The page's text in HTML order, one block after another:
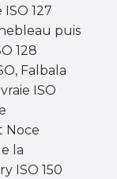
127
puis
128
Falbala
ISO
Noce
la
ISO 150